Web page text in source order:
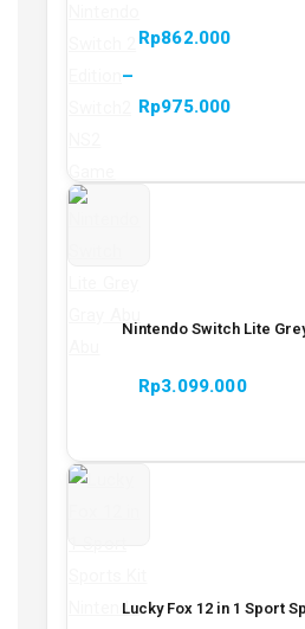
Rp862.000
–
Rp975.000
Nintendo Switch Lite
Rp3.099.000
Lucky Fox 12 in 1 Sport